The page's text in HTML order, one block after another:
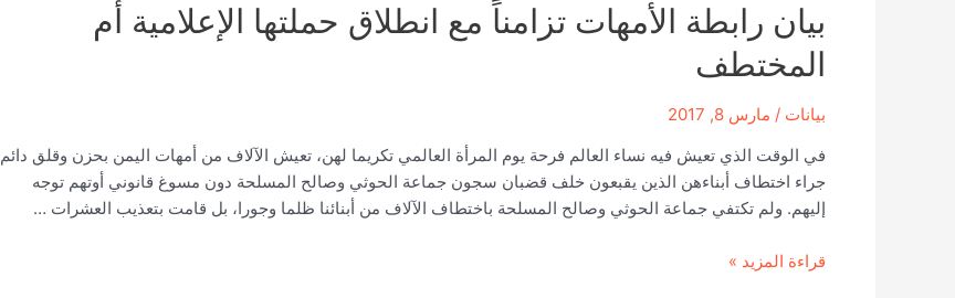
بيان رابطة الأمهات تزامناً مع انطلاق حملتها الإعلامية أم
المختطف
بيانات / مارس 8, 2017
في الوقت الذي تعيش فيه نساء العالم فرحة يوم المرأة العالمي تكريما لهن، تعيش الآلاف من أمهات اليمن بحزن وقلق دائم
جراء اختطاف أبناءهن الذين يقبعون خلف قضبان سجون جماعة الحوثي وصالح المسلحة دون مسوغ قانوني أوتهم توجه
إليهم. ولم تكتفي جماعة الحوثي وصالح المسلحة باختطاف الآلاف من أبنائنا ظلما وجورا، بل قامت بتعذيب العشرات …
بيان
قراءة المزيد »